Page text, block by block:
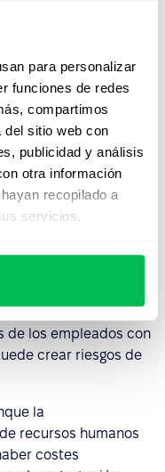
para personalizar
funciones de redes
compartimos
del sitio web con
publicidad y análisis
otra información
recopilado a
servicios.
de recursos
de control
humanos, como
de los
la
puede generar
de datos: la
implica
de los empleados con
crear riesgos de
la
recursos humanos
costes